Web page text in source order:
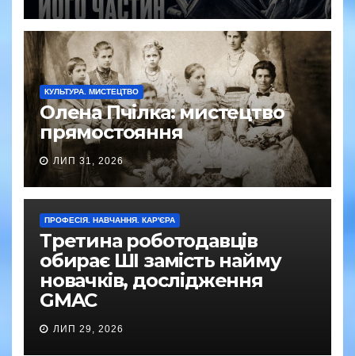
КУЛЬТУРА. МИСТЕЦТВО
Олена Пчілка: мистецтво
прямостояння
ЛИП 31, 2026
ПРОФЕСІЯ. НАВЧАННЯ. КАР'ЄРА
Третина роботодавців
обирає ШІ замість найму
новачків, дослідження
GMAC
ЛИП 29, 2026